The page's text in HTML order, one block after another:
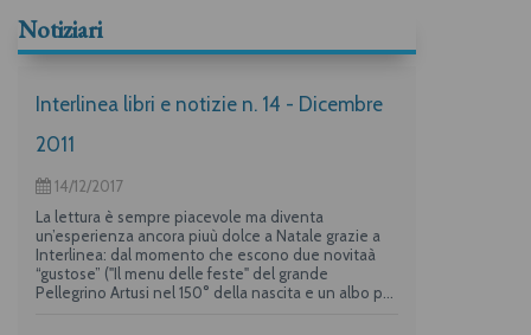
Notiziari
Interlinea libri e notizie n. 14 - Dicembre
2011
14/12/2017
La lettura è sempre piacevole ma diventa
un’esperienza ancora piuù dolce a Natale grazie a
Interlinea: dal momento che escono due novitaà
“gustose” ("Il menu delle feste" del grande
Pellegrino Artusi nel 150° della nascita e un albo per